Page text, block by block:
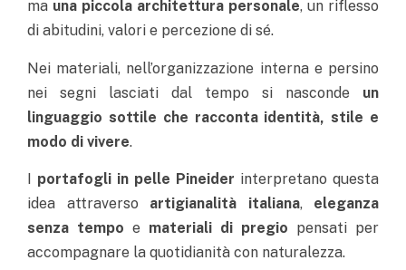
ma una piccola architettura personale, un riflesso
di abitudini, valori e percezione di sé.
Nei materiali, nell’organizzazione interna e persino
nei segni lasciati dal tempo si nasconde un
linguaggio sottile che racconta identità, stile e
modo di vivere.
I portafogli in pelle Pineider interpretano questa
idea attraverso artigianalità italiana, eleganza
senza tempo e materiali di pregio pensati per
accompagnare la quotidianità con naturalezza.